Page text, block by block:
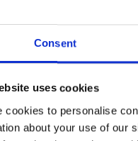
Consent
uses cookies
cookies to personalise
about your use of our